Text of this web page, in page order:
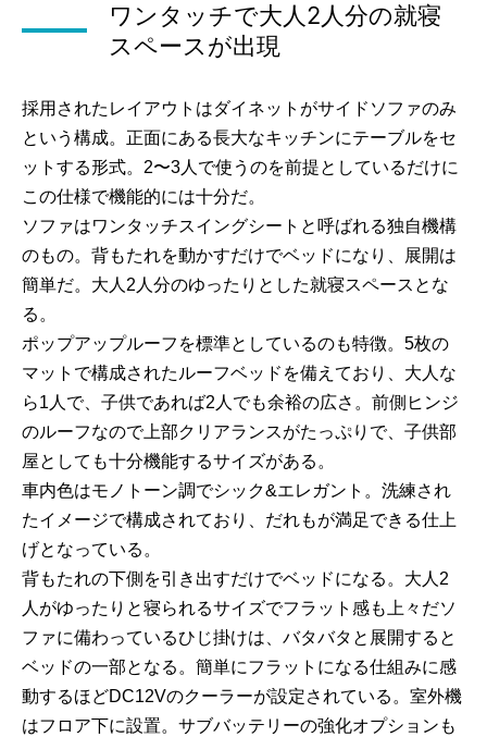
ワンタッチで大人2人分の就寝
スペースが出現
採用されたレイアウトはダイネットがサイドソファのみ
という構成。正面にある長大なキッチンにテーブルをセ
ットする形式。2〜3人で使うのを前提としているだけに
この仕様で機能的には十分だ。
ソファはワンタッチスイングシートと呼ばれる独自機構
のもの。背もたれを動かすだけでベッドになり、展開は
簡単だ。大人2人分のゆったりとした就寝スペースとな
る。
ポップアップルーフを標準としているのも特徴。5枚の
マットで構成されたルーフベッドを備えており、大人な
ら1人で、子供であれば2人でも余裕の広さ。前側ヒンジ
のルーフなので上部クリアランスがたっぷりで、子供部
屋としても十分機能するサイズがある。
車内色はモノトーン調でシック&エレガント。洗練され
たイメージで構成されており、だれもが満足できる仕上
げとなっている。
背もたれの下側を引き出すだけでベッドになる。大人2
人がゆったりと寝られるサイズでフラット感も上々だソ
ファに備わっているひじ掛けは、バタバタと展開すると
ベッドの一部となる。簡単にフラットになる仕組みに感
動するほどDC12Vのクーラーが設定されている。室外機
はフロア下に設置。サブバッテリーの強化オプションも